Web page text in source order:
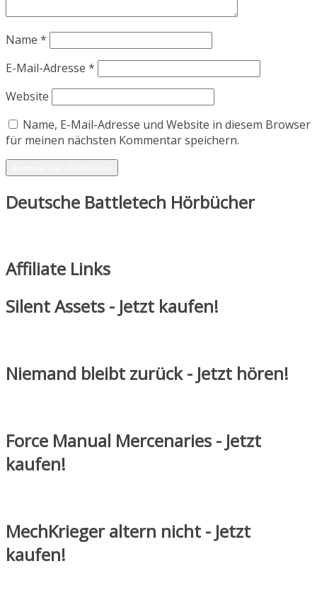
Name *
E-Mail-Adresse *
Website
Name, E-Mail-Adresse und Website in diesem Browser
für meinen nächsten Kommentar speichern.
Deutsche Battletech Hörbücher
Affiliate Links
Silent Assets - Jetzt kaufen!
Niemand bleibt zurück - Jetzt hören!
Force Manual Mercenaries - Jetzt
kaufen!
MechKrieger altern nicht - Jetzt
kaufen!